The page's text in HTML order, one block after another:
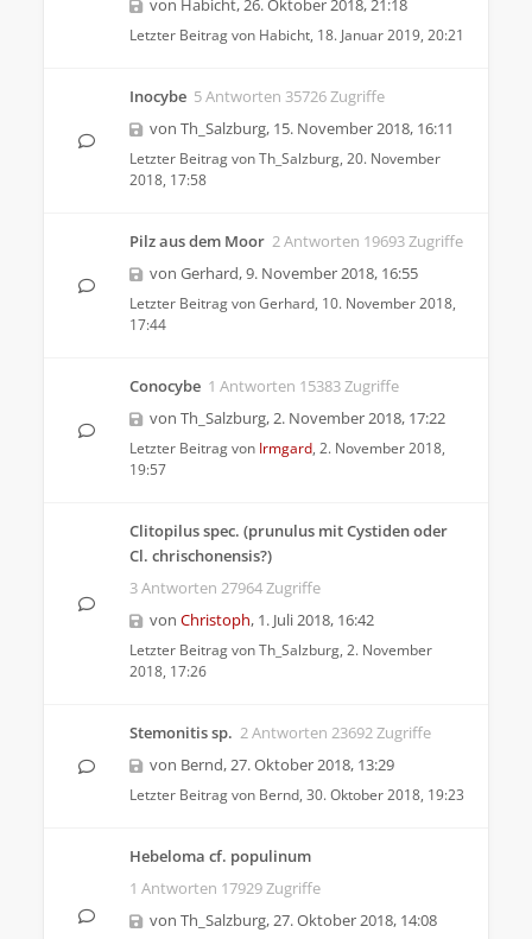
von Habicht,26. Oktober 2018, 21:18
Letzter Beitrag von Habicht, 18. Januar 2019, 20:21
Inocybe 5 Antworten 35726 Zugriffe
von Th_Salzburg, 15. November 2018, 16:11
Letzter Beitrag vonTh_Salzburg, 20. November
2018, 17:58
Pilz aus dem Moor 2 Antworten 19693 Zugriffe
von Gerhard,9. November 2018, 16:55
Letzter Beitrag vonGerhard, 10. November 2018,
17:44
Conocybe 1 Antworten 15383 Zugriffe
von Th_Salzburg,2. November 2018, 17:22
Letzter Beitrag von Irmgard, 2. November 2018,
19:57
Clitopilus spec. (prunulus mit Cystiden oder
Cl. chrischonensis?)
3 Antworten 27964 Zugriffe
von Christoph, 1. Juli 2018, 16:42
Letzter Beitrag vonTh_Salzburg, 2. November
2018, 17:26
Stemonitis sp. 2 Antworten 23692 Zugriffe
von Bernd,27. Oktober 2018, 13:29
Letzter Beitrag von Bernd, 30. Oktober 2018, 19:23
Hebeloma cf. populinum
1 Antworten 17929 Zugriffe
von Th_Salzburg,27. Oktober 2018, 14:08